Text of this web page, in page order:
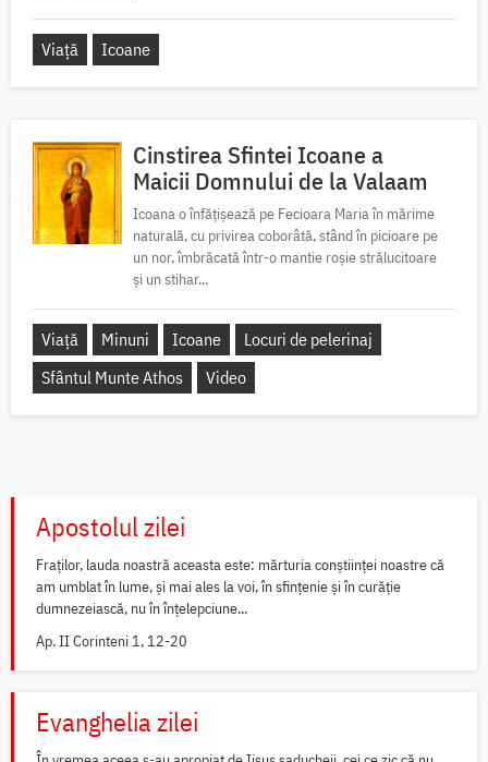
Viață Icoane
Cinstirea Sfintei Icoane a
Maicii Domnului de la Valaam
Icoana o înfățișează pe Fecioara Maria în mărime
naturală, cu privirea coborâtă, stând în picioare pe
un nor, îmbrăcată într-o mantie roșie strălucitoare
și un stihar...
Viață Minuni Icoane
Locuri de pelerinaj
Sfântul Munte Athos
Video
Apostolul zilei
Fraților, lauda noastră aceasta este: mărturia conștiinței noastre că
am umblat în lume, și mai ales la voi, în sfințenie și în curăție
dumnezeiască, nu în înțelepciune...
Ap. II Corinteni 1, 12-20
Evanghelia zilei